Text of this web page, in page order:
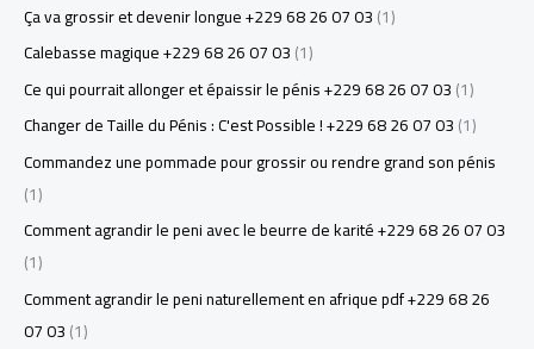
Ça va grossir et devenir longue +229 68 26 07 03(1)
Calebasse magique +229 68 26 07 03(1)
Ce qui pourrait allonger et épaissir le pénis +229 68 26 07 03(1)
Changer de Taille du Pénis : C'est Possible ! +229 68 26 07 03(1)
Commandez une pommade pour grossir ou rendre grand son pénis
(1)
Comment agrandir le peni avec le beurre de karité +229 68 26 07 03
(1)
Comment agrandir le peni naturellement en afrique pdf +229 68 26
07 03(1)